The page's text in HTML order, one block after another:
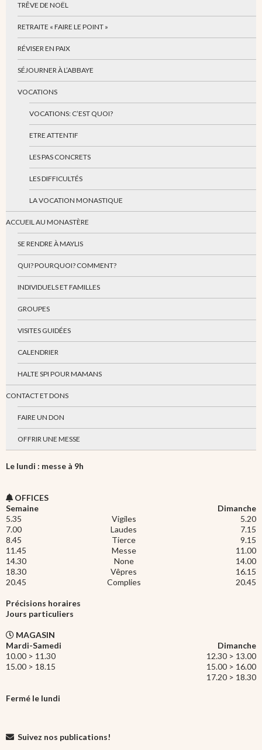
TRÊVE DE NOËL
RETRAITE « FAIRE LE POINT »
RÉVISER EN PAIX
SÉJOURNER À L’ABBAYE
VOCATIONS
VOCATIONS: C’EST QUOI?
ETRE ATTENTIF
LES PAS CONCRETS
LES DIFFICULTÉS
LA VOCATION MONASTIQUE
ACCUEIL AU MONASTÈRE
SE RENDRE À MAYLIS
QUI? POURQUOI? COMMENT?
INDIVIDUELS ET FAMILLES
GROUPES
VISITES GUIDÉES
CALENDRIER
HALTE SPI POUR MAMANS
CONTACT ET DONS
FAIRE UN DON
OFFRIR UNE MESSE
Le lundi : messe à 9h
OFFICES
Semaine
Dimanche
5.35
Vigiles
5.20
7.00
Laudes
7.15
8.45
Tierce
9.15
11.45
Messe
11.00
14.30
None
14.00
18.30
Vêpres
16.15
20.45
Complies 20.45
Précisions horaires
Jours particuliers
MAGASIN
Mardi-Samedi
Dimanche
10.00 > 11.30
12.30 > 13.00
15.00 > 18.15
15.00 > 16.00
17.20 > 18.30
Fermé le lundi
Suivez nos publications!